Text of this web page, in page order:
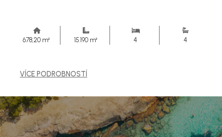
678,20 m² 15.190 m² 4 4
VÍCE PODROBNOSTÍ